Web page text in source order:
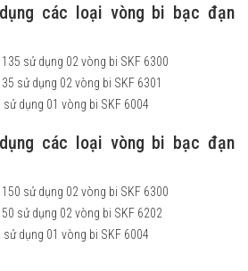
các loại vòng bi bạc đạn
sử dụng 02 vòng bi SKF 6300
sử dụng 02 vòng bi SKF 6301
sử dụng 01 vòng bi SKF 6004
các loại vòng bi bạc đạn
sử dụng 02 vòng bi SKF 6300
sử dụng 02 vòng bi SKF 6202
sử dụng 01 vòng bi SKF 6004